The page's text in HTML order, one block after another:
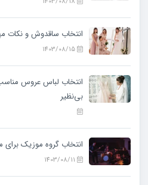
انتخاب ساقدوش و نکات
انتخاب لباس عروس
بی‌نظیر
انتخاب گروه موزیک برای